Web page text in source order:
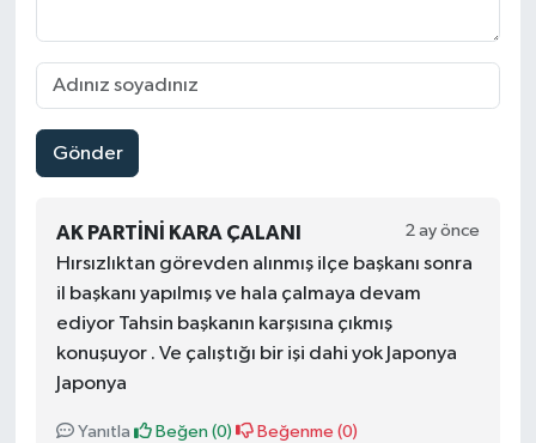
Gönder
AK PARTINI KARA ÇALANI 2 ay önce
Hırsızlıktan görevden alınmış ilçe başkanı sonra
il başkanı yapılmış ve hala çalmaya devam
ediyor Tahsin başkanın karşısına çıkmış
konuşuyor . Ve çalıştığı bir işi dahi yok Japonya
Japonya
Yanıtla Beğen (0) Beğenme (0)